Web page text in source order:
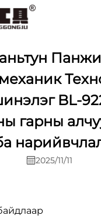
BL-
гарны
2025/11/11